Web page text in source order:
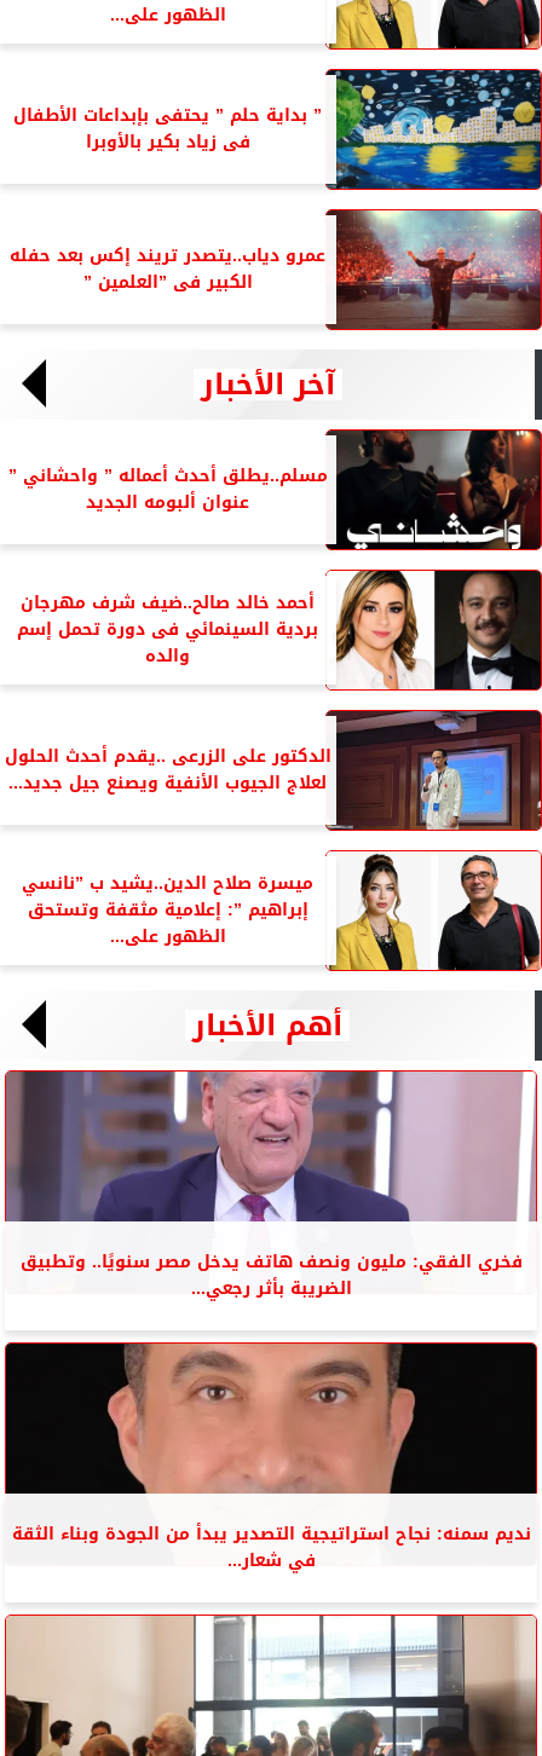
الظهور على...
” بداية حلم ” يحتفى بإبداعات الأطفال
فى زياد بكير بالأوبرا
عمرو دياب..يتصدر تريند إكس بعد حفله
الكبير فى ”العلمين ”
آخر الأخبار
مسلم..يطلق أحدث أعماله ” واحشاني ”
عنوان ألبومه الجديد
أحمد خالد صالح..ضيف شرف مهرجان
بردية السينمائي فى دورة تحمل إسم
والده
الدكتور على الزرعى ..يقدم أحدث الحلول
لعلاج الجيوب الأنفية ويصنع جيل جديد...
ميسرة صلاح الدين..يشيد ب ”نانسي
إبراهيم ”: إعلامية مثقفة وتستحق
الظهور على...
أهم الأخبار
فخري الفقي: مليون ونصف هاتف يدخل مصر سنويًا.. وتطبيق
الضريبة بأثر رجعي...
نديم سمنه: نجاح استراتيجية التصدير يبدأ من الجودة وبناء الثقة
في شعار...